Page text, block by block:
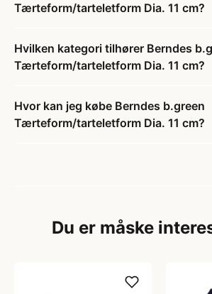
Tærteform/tarteletform Dia. 11 cm?
Hvilken kategori tilhører Berndes
Tærteform/tarteletform Dia. 11 cm?
Hvor kan jeg købe Berndes b.green
Tærteform/tarteletform Dia. 11 cm?
Du er måske